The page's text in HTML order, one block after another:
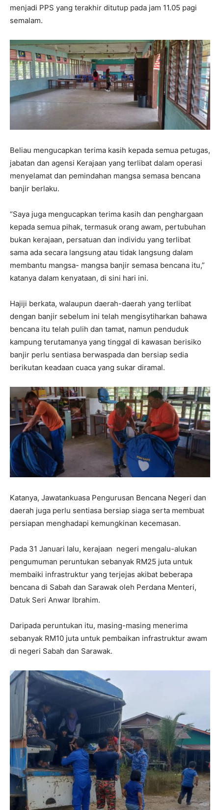
menjadi PPS yang terakhir ditutup pada jam 11.05 pagi
semalam.
Beliau mengucapkan terima kasih kepada semua petugas,
jabatan dan agensi Kerajaan yang terlibat dalam operasi
menyelamat dan pemindahan mangsa semasa bencana
banjir berlaku.
“Saya juga mengucapkan terima kasih dan penghargaan
kepada semua pihak, termasuk orang awam, pertubuhan
bukan kerajaan, persatuan dan individu yang terlibat
sama ada secara langsung atau tidak langsung dalam
membantu mangsa- mangsa banjir semasa bencana itu,”
katanya dalam kenyataan, di sini hari ini.
Hajiji berkata, walaupun daerah-daerah yang terlibat
dengan banjir sebelum ini telah mengisytiharkan bahawa
bencana itu telah pulih dan tamat, namun penduduk
kampung terutamanya yang tinggal di kawasan berisiko
banjir perlu sentiasa berwaspada dan bersiap sedia
berikutan keadaan cuaca yang sukar diramal.
Katanya, Jawatankuasa Pengurusan Bencana Negeri dan
daerah juga perlu sentiasa bersiap siaga serta membuat
persiapan menghadapi kemungkinan kecemasan.
Pada 31 Januari lalu, kerajaan negeri mengalu-alukan
pengumuman peruntukan sebanyak RM25 juta untuk
membaiki infrastruktur yang terjejas akibat beberapa
bencana di Sabah dan Sarawak oleh Perdana Menteri,
Datuk Seri Anwar Ibrahim.
Daripada peruntukan itu, masing-masing menerima
sebanyak RM10 juta untuk pembaikan infrastruktur awam
di negeri Sabah dan Sarawak.